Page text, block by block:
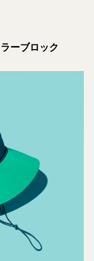
ーブロック